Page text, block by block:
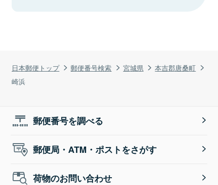
日本郵便トップ 郵便番号検索 宮城県
本吉郡唐桑町
崎浜
郵便番号を調べる
郵便局・ATM・ポストをさがす
荷物のお問い合わせ